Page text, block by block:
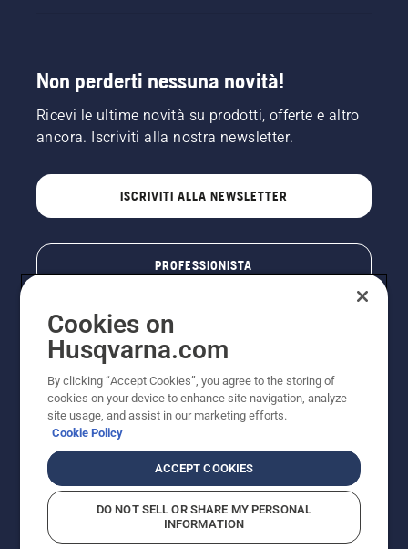
Non perderti nessuna novità!
Ricevi le ultime novità su prodotti, offerte e altro
ancora. Iscriviti alla nostra newsletter.
ISCRIVITI ALLA NEWSLETTER
PROFESSIONISTA
© Husqvarna AB (publ). Tutti i diritti riservati. I prezzi
pubblicati si intendono raccomandati e arrotondati, non
impegnativi, comprensivi di I.V.A. vigente. FERCAD SpA
- Via Retrone, 49 - 36077 Altavilla Vic. (VI) - Capitale
Sociale € 2.000.000 int. vers. P.I. e C.F. 01252490246 -
Cookies on
Husqvarna.com
By clicking “Accept Cookies”, you agree to the storing of
cookies on your device to enhance site navigation, analyze
site usage, and assist in our marketing efforts.
Cookie Policy
ACCEPT COOKIES
DO NOT SELL OR SHARE MY PERSONAL
INFORMATION